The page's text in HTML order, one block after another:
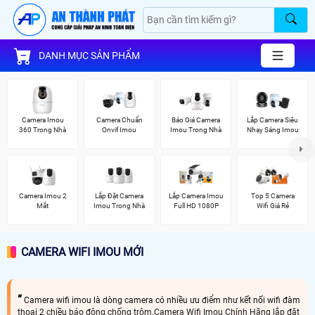
DANH MỤC SẢN PHẨM
Camera Imou
360 Trong Nhà
Camera Chuẩn
Onvif Imou
Báo Giá Camera
Imou Trong Nhà
Lắp Camera Siêu
Nhạy Sáng Imou
Camera Imou 2
Mắt
Lắp Đặt Camera
Imou Trong Nhà
Lắp Camera Imou
Full HD 1080P
Top 5 Camera
Wifi Giá Rẻ
CAMERA WIFI IMOU MỚI
Camera wifi imou là dòng camera có nhiều ưu điểm như kết nối wifi đàm
thoại 2 chiều báo động chống trộm.Camera Wifi Imou Chính Hãng lắp đặt